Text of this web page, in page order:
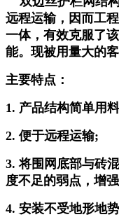
远程运输，因而工
一体，有效克服了
能。现被用量大的客
主要特点：
1. 产品结构简单用
2. 便于远程运输;
3. 将围网底部与砖
度不足的弱点，增
4. 安装不受地形地